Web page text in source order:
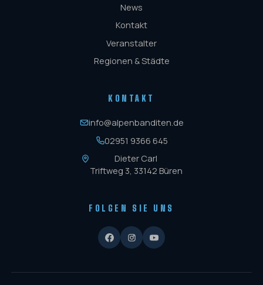
News
Kontakt
Veranstalter
Regionen & Städte
KONTAKT
info@alpenbanditen.de
02951 9366 645
Dieter Carl
Triftweg 3, 33142 Büren
FOLGEN SIE UNS